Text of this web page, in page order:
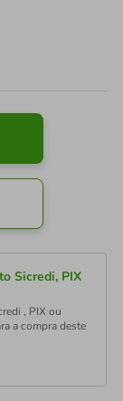
Sicredi, PIX
, PIX ou
a compra deste